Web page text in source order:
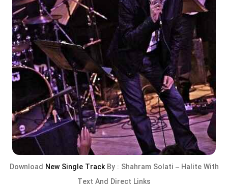
Download New Single TrackBy : Shahram Solati – Halite With
Text And Direct Links